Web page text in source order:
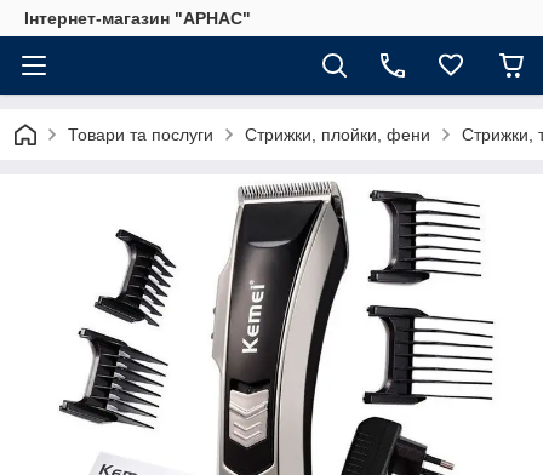
Інтернет-магазин "АРНАС"
Товари та послуги Стрижки, плойки, фени Стрижки,